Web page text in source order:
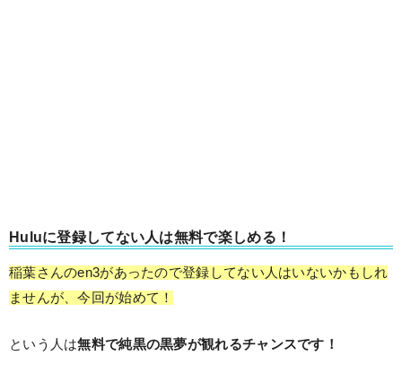
Huluに登録してない人は無料で楽しめる！
稲葉さんのen3があったので登録してない人はいないかもしれ
ませんが、今回が始めて！
という人は無料で純黒の黒夢が観れるチャンスです！